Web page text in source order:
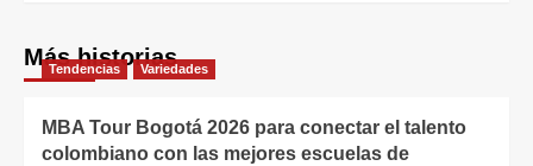
Más historias
Tendencias Variedades
MBA Tour Bogotá 2026 para conectar el talento
colombiano con las mejores escuelas de